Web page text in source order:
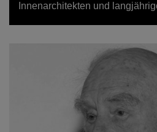
Innenarchitekten und